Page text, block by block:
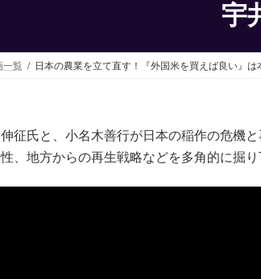
宇
一覧 日本の農業を立て直す！『外国米を買えば良い』
征氏と、小名木善行が日本の稲作の危機
、地方からの再生戦略などを多角的に掘り